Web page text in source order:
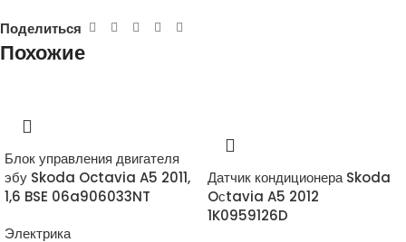
Поделиться
Похожие
Блок управления двигателя
эбу Skoda Octavia A5 2011,
1,6 BSE 06a906033NT
Электрика
Датчик кондиционера Skoda
Oсtavia A5 2012
1K0959126D